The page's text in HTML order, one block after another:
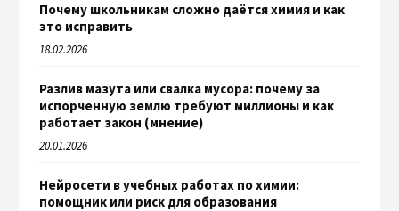
Почему школьникам сложно даётся химия и как
это исправить
18.02.2026
Разлив мазута или свалка мусора: почему за
испорченную землю требуют миллионы и как
работает закон (мнение)
20.01.2026
Нейросети в учебных работах по химии:
помощник или риск для образования